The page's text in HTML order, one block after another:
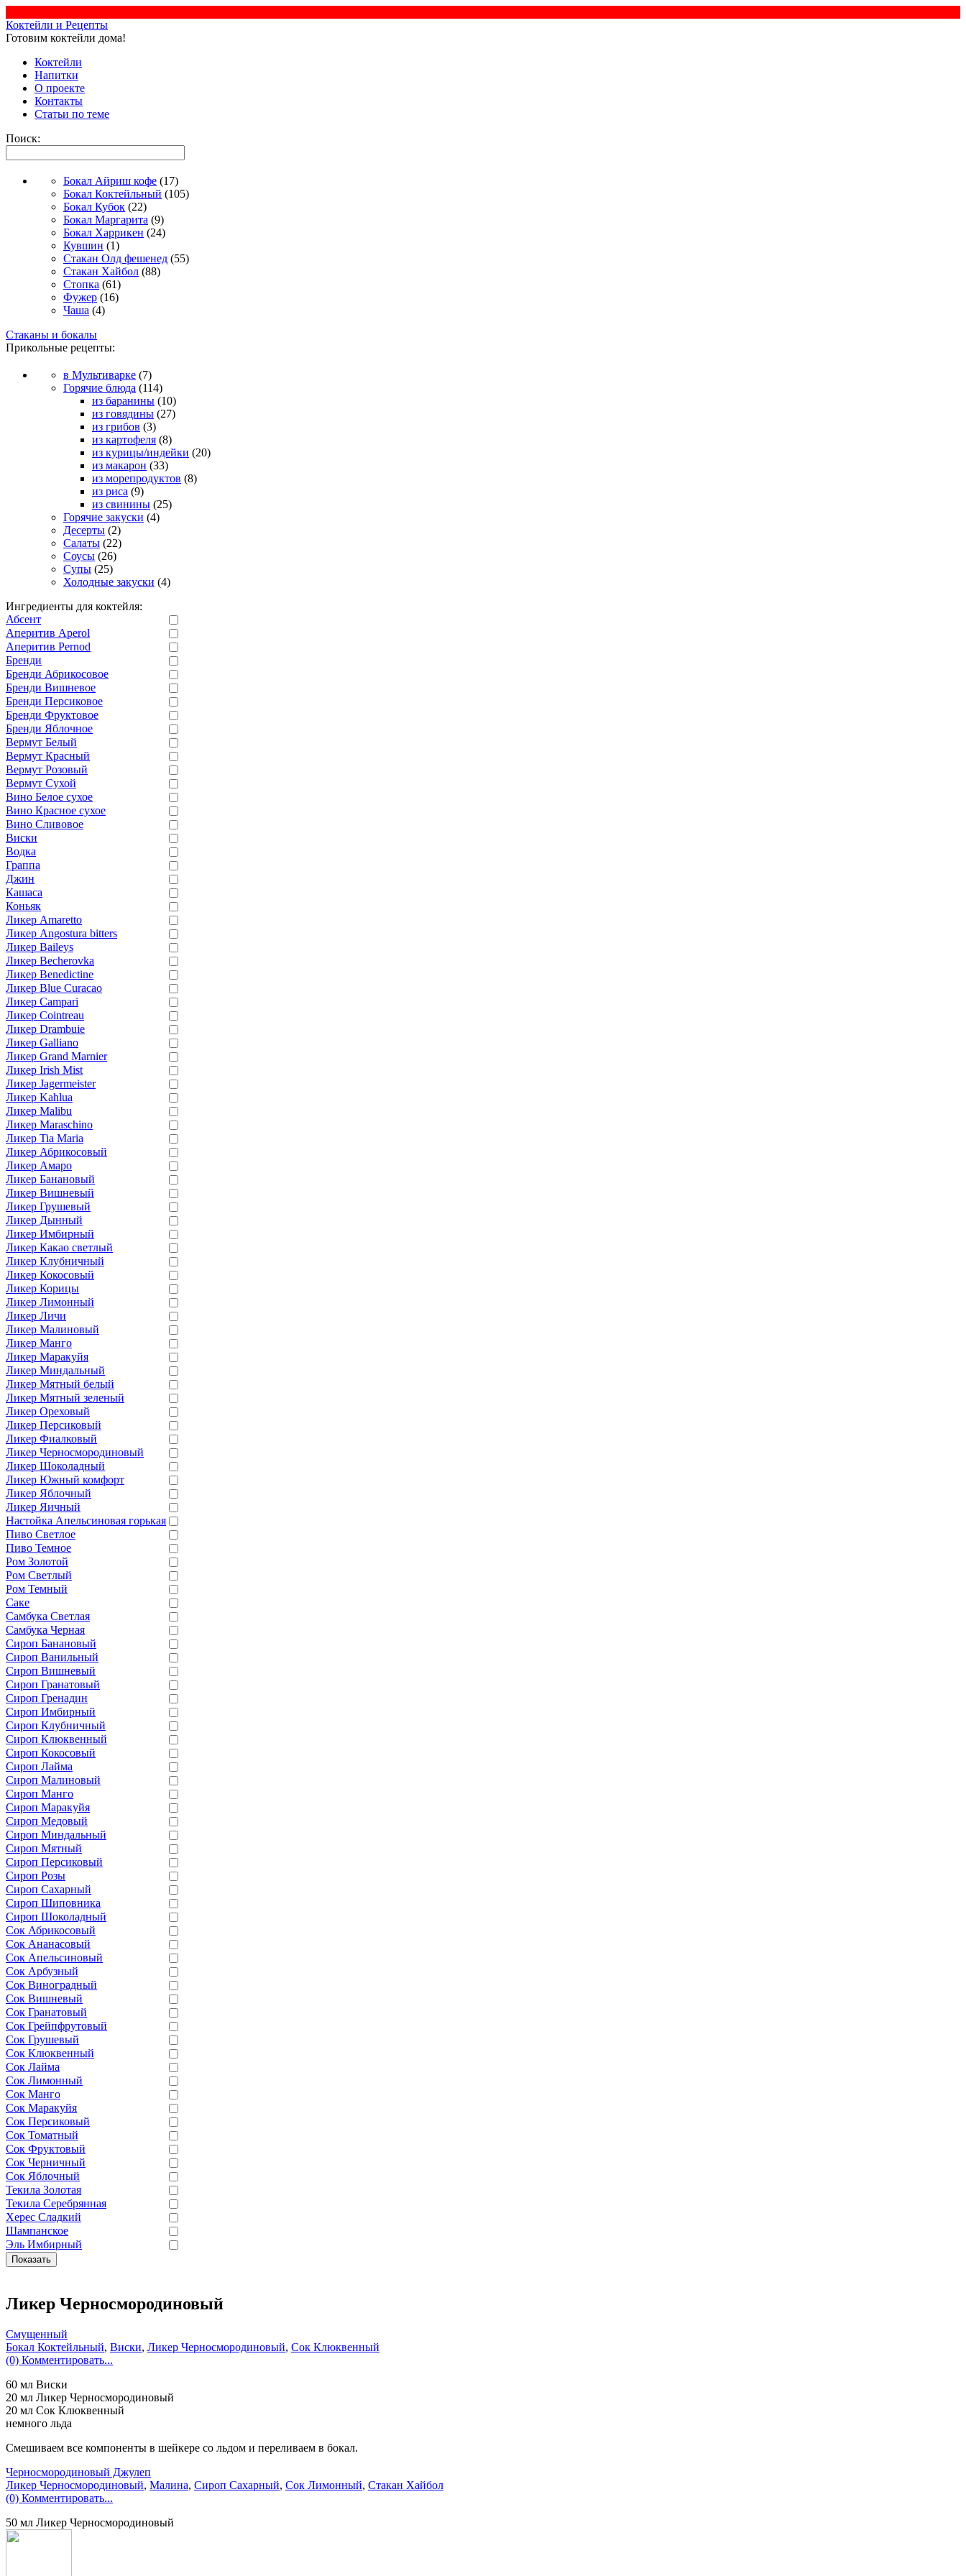
Коктейли и Рецепты
Готовим коктейли дома!
Коктейли
Напитки
О проекте
Контакты
Статьи по теме
Поиск:
Бокал Айриш кофе (17)
Бокал Коктейльный (105)
Бокал Кубок (22)
Бокал Маргарита (9)
Бокал Харрикен (24)
Кувшин (1)
Стакан Олд фешенед (55)
Стакан Хайбол (88)
Стопка (61)
Фужер (16)
Чаша (4)
Стаканы и бокалы
Прикольные рецепты:
в Мультиварке (7)
Горячие блюда (114)
из баранины (10)
из говядины (27)
из грибов (3)
из картофеля (8)
из курицы/индейки (20)
из макарон (33)
из морепродуктов (8)
из риса (9)
из свинины (25)
Горячие закуски (4)
Десерты (2)
Салаты (22)
Соусы (26)
Супы (25)
Холодные закуски (4)
Ингредиенты для коктейля:
Абсент
Аперитив Aperol
Аперитив Pernod
Бренди
Бренди Абрикосовое
Бренди Вишневое
Бренди Персиковое
Бренди Фруктовое
Бренди Яблочное
Вермут Белый
Вермут Красный
Вермут Розовый
Вермут Сухой
Вино Белое сухое
Вино Красное сухое
Вино Сливовое
Виски
Водка
Граппа
Джин
Кашаса
Коньяк
Ликер Amaretto
Ликер Angostura bitters
Ликер Baileys
Ликер Becherovka
Ликер Benedictine
Ликер Blue Curacao
Ликер Campari
Ликер Cointreau
Ликер Drambuie
Ликер Galliano
Ликер Grand Marnier
Ликер Irish Mist
Ликер Jagermeister
Ликер Kahlua
Ликер Malibu
Ликер Maraschino
Ликер Tia Maria
Ликер Абрикосовый
Ликер Амаро
Ликер Банановый
Ликер Вишневый
Ликер Грушевый
Ликер Дынный
Ликер Имбирный
Ликер Какао светлый
Ликер Клубничный
Ликер Кокосовый
Ликер Корицы
Ликер Лимонный
Ликер Личи
Ликер Малиновый
Ликер Манго
Ликер Маракуйя
Ликер Миндальный
Ликер Мятный белый
Ликер Мятный зеленый
Ликер Ореховый
Ликер Персиковый
Ликер Фиалковый
Ликер Черносмородиновый
Ликер Шоколадный
Ликер Южный комфорт
Ликер Яблочный
Ликер Яичный
Настойка Апельсиновая горькая
Пиво Светлое
Пиво Темное
Ром Золотой
Ром Светлый
Ром Темный
Саке
Самбука Светлая
Самбука Черная
Сироп Банановый
Сироп Ванильный
Сироп Вишневый
Сироп Гранатовый
Сироп Гренадин
Сироп Имбирный
Сироп Клубничный
Сироп Клюквенный
Сироп Кокосовый
Сироп Лайма
Сироп Малиновый
Сироп Манго
Сироп Маракуйя
Сироп Медовый
Сироп Миндальный
Сироп Мятный
Сироп Персиковый
Сироп Розы
Сироп Сахарный
Сироп Шиповника
Сироп Шоколадный
Сок Абрикосовый
Сок Ананасовый
Сок Апельсиновый
Сок Арбузный
Сок Виноградный
Сок Вишневый
Сок Гранатовый
Сок Грейпфрутовый
Сок Грушевый
Сок Клюквенный
Сок Лайма
Сок Лимонный
Сок Манго
Сок Маракуйя
Сок Персиковый
Сок Томатный
Сок Фруктовый
Сок Черничный
Сок Яблочный
Текила Золотая
Текила Серебрянная
Херес Сладкий
Шампанское
Эль Имбирный
Ликер Черносмородиновый
Смущенный
Бокал Коктейльный, Виски, Ликер Черносмородиновый, Сок Клюквенный
(0) Комментировать...
60 мл Виски
20 мл Ликер Черносмородиновый
20 мл Сок Клюквенный
немного льда
Смешиваем все компоненты в шейкере со льдом и переливаем в бокал.
Черносмородиновый Джулеп
Ликер Черносмородиновый, Малина, Сироп Сахарный, Сок Лимонный, Стакан Хайбол
(0) Комментировать...
50 мл Ликер Черносмородиновый